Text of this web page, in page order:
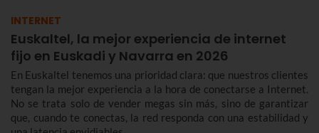
INTERNET
Euskaltel, la mejor experiencia de internet
fijo en Euskadi y Navarra en 2026
En Euskaltel tenemos una prioridad clara: que nuestros clientes
tengan la mejor experiencia a la hora de conectarse a Internet.
No se trata solo de vender megas sin más, sino de garantizar
que, cuando te conectas, la red responda con una estabilidad y